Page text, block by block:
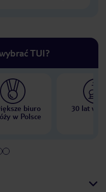
TUI?
biuro
w Polsce
30 lat w